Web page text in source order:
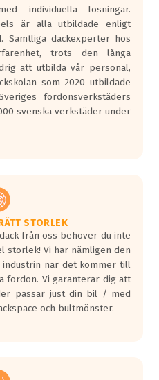
F är den
för
däcken
det ligger
det finnas
Hög
vågor
om det är
år 2016.
individuella lösningar.
är alla utbildade enligt
Samtliga däckexperter hos
trots den långa
att utbilda vår personal,
som 2020 utbildade
fordonsverkstäders
svenska verkstäder under
STORLEK
från oss behöver du inte
storlek! Vi har nämligen den
när det kommer till
fordon. Vi garanterar dig att
passar just din bil / med
och bultmönster.